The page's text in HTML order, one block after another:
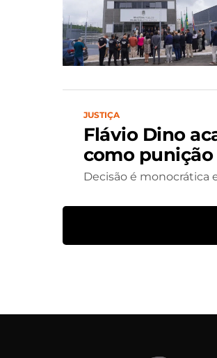
JUSTIÇA
Flávio Dino
como punição
Decisão é monocrática